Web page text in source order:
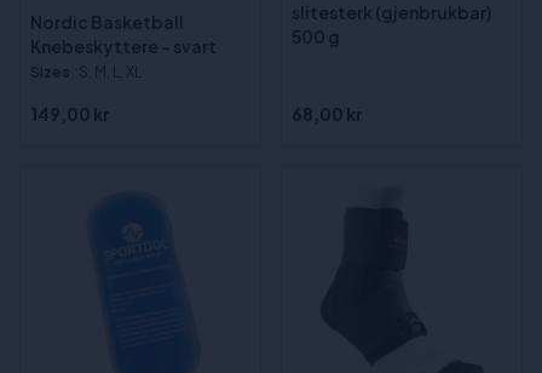
Nordic Basketball
Knebeskyttere - svart
Sizes :S, M, L, XL
149,00 kr
slitesterk (gjenbrukbar)
500 g
68,00 kr